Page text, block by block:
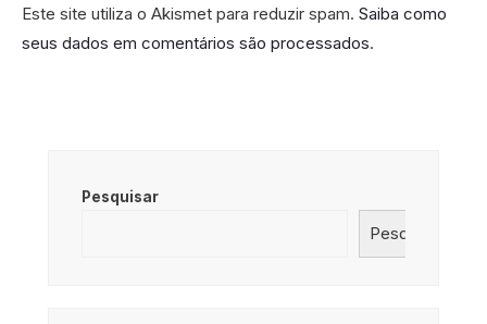
Este site utiliza o Akismet para reduzir spam. Saiba como
seus dados em comentários são processados.
Pesquisar
Pesquisar